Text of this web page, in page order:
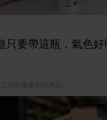
只要帶這瓶，氣色好
得利健康網路商店）